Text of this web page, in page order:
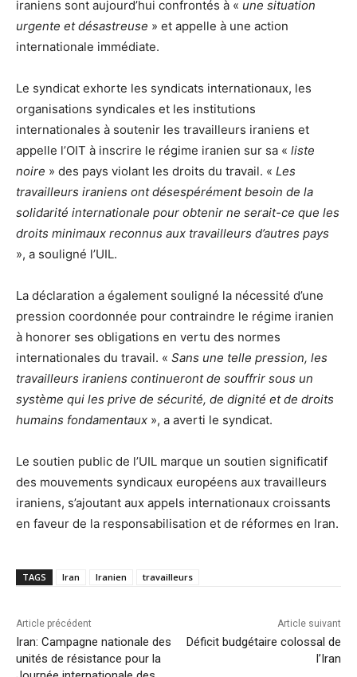
iraniens sont aujourd’hui confrontés à « une situation
urgente et désastreuse » et appelle à une action
internationale immédiate.
Le syndicat exhorte les syndicats internationaux, les
organisations syndicales et les institutions
internationales à soutenir les travailleurs iraniens et
appelle l’OIT à inscrire le régime iranien sur sa « liste
noire » des pays violant les droits du travail. « Les
travailleurs iraniens ont désespérément besoin de la
solidarité internationale pour obtenir ne serait-ce que les
droits minimaux reconnus aux travailleurs d’autres pays
», a souligné l’UIL.
La déclaration a également souligné la nécessité d’une
pression coordonnée pour contraindre le régime iranien
à honorer ses obligations en vertu des normes
internationales du travail. « Sans une telle pression, les
travailleurs iraniens continueront de souffrir sous un
système qui les prive de sécurité, de dignité et de droits
humains fondamentaux », a averti le syndicat.
Le soutien public de l’UIL marque un soutien significatif
des mouvements syndicaux européens aux travailleurs
iraniens, s’ajoutant aux appels internationaux croissants
en faveur de la responsabilisation et de réformes en Iran.
TAGS Iran Iranien travailleurs
Article précédent
Iran: Campagne nationale des
unités de résistance pour la
Article suivant
Déficit budgétaire colossal de
l’Iran